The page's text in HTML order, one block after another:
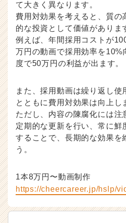
て大きく異なります。
費用対効果を考えると、質の
的な投資として価値がありま
例えば、年間採用コストが
万円の動画で採用効率を10%
度で50万円の利益が出ます。
また、採用動画は繰り返し使
とともに費用対効果は向上し
ただし、内容の陳腐化には注
定期的な更新を行い、常に鮮
することで、長期的な効果を
う。
1本8万円〜動画制作
https://cheercareer.jp/hslp/